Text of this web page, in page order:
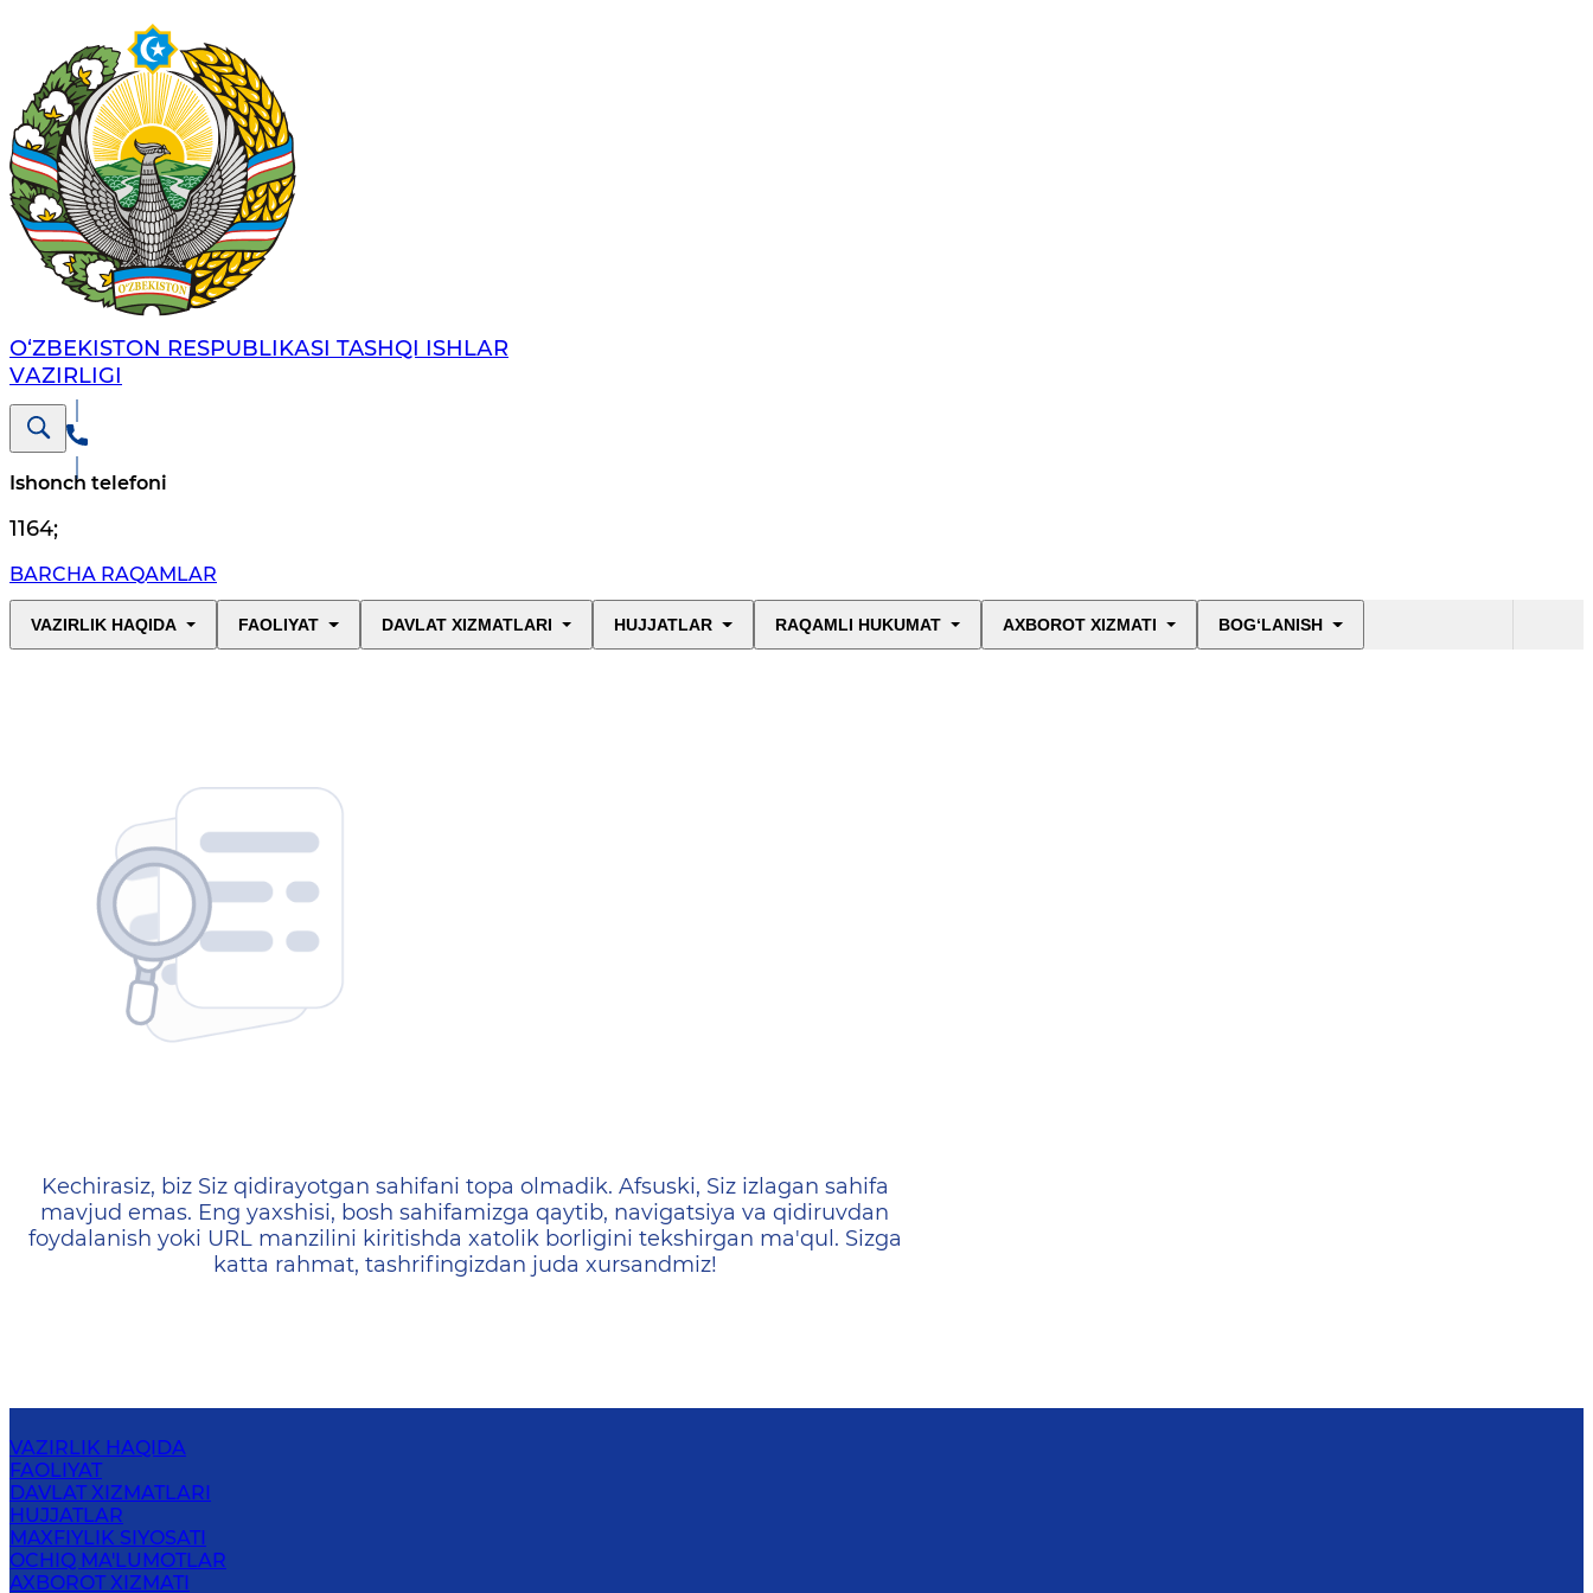
O‘ZBЕKISTОN RЕSPUBLIKАSI TASHQI ISHLАR
VАZIRLIGI
Ishonch telefoni
1164;
BARCHA RAQAMLAR
VAZIRLIK HAQIDA FAOLIYAT DAVLAT XIZMATLARI HUJJATLAR RAQAMLI HUKUMAT AXBOROT XIZMATI BOG‘LANISH
404 — Страница не найдена
Kechirasiz, biz Siz qidirayotgan sahifani topa olmadik. Afsuski, Siz izlagan sahifa
mavjud emas. Eng yaxshisi, bosh sahifamizga qaytib, navigatsiya va qidiruvdan
foydalanish yoki URL manzilini kiritishda xatolik borligini tekshirgan ma'qul. Sizga
katta rahmat, tashrifingizdan juda xursandmiz!
VAZIRLIK HAQIDA
FAOLIYAT
DAVLAT XIZMATLARI
HUJJATLAR
MAXFIYLIK SIYOSATI
OCHIQ MA'LUMOTLAR
AXBOROT XIZMATI